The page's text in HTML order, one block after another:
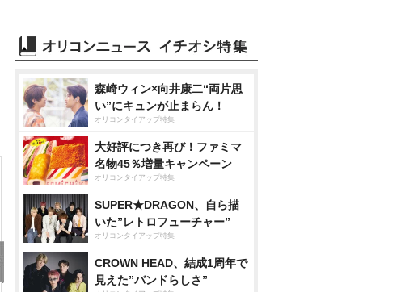
森崎ウィン×向井康二“両片思
い”にキュンが止まらん！
オリコンタイアップ特集
大好評につき再び！ファミマ
名物45％増量キャンペーン
オリコンタイアップ特集
SUPER★DRAGON、自ら描
いた”レトロフューチャー”
オリコンタイアップ特集
CROWN HEAD、結成1周年で
見えた”バンドらしさ”